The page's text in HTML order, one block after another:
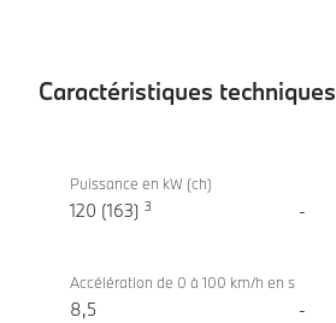
Caractéristiques techniques
techniques
sDrive20d
Puissance en kW (ch)
120 (163) 3 -
Accélération de 0 à 100 km/h en s
8,5 -